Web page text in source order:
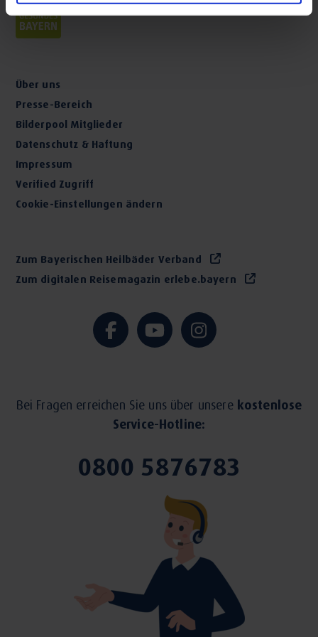
Über uns
Presse-Bereich
Bilderpool Mitglieder
Datenschutz & Haftung
Impressum
Verified Zugriff
Cookie-Einstellungen ändern
Zum Bayerischen Heilbäder Verband
Zum digitalen Reisemagazin erlebe.bayern
Bei Fragen erreichen Sie uns über unsere kostenlose
Service-Hotline:
0800 5876783